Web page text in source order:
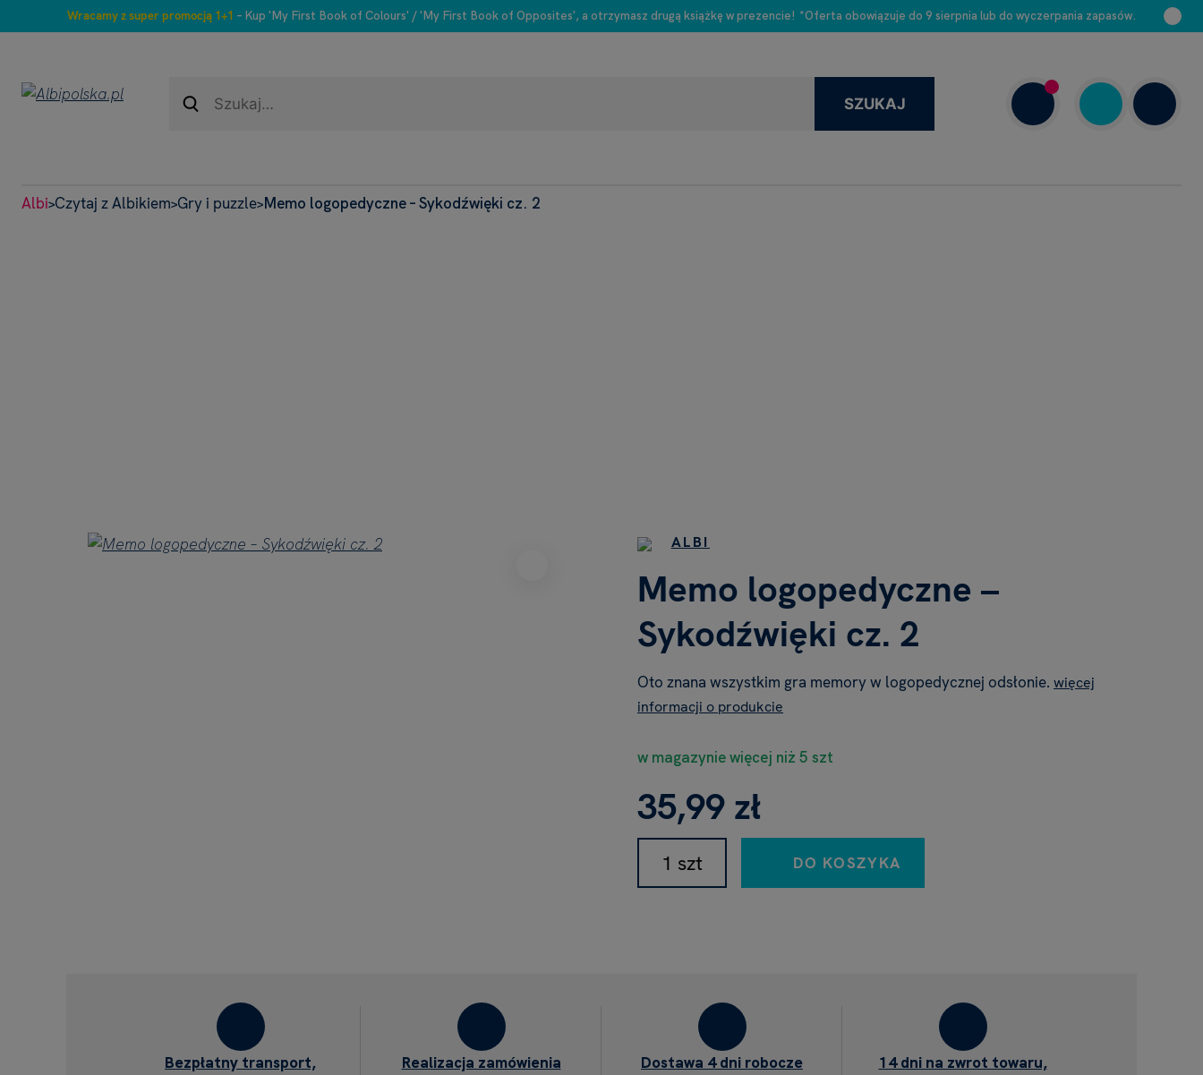
Wracamy z super promocją 1+1 – Kup 'My First Book of Colours' / 'My First Book of Opposites', a otrzymasz drugą książkę w prezencie! *Oferta obowiązuje do 9 sierpnia lub do wyczerpania zapasów.
SZUKAJ
Albi>Czytaj z Albikiem>Gry i puzzle>Memo logopedyczne – Sykodźwięki cz. 2
ALBI
Memo logopedyczne –
Sykodźwięki cz. 2
Oto znana wszystkim gra memory w logopedycznej odsłonie. więcej
informacji o produkcie
w magazynie więcej niż 5 szt
35,99 zł
DO KOSZYKA
Bezpłatny transport, Realizacja zamówienia Dostawa 4 dni robocze 14 dni na zwrot towaru,